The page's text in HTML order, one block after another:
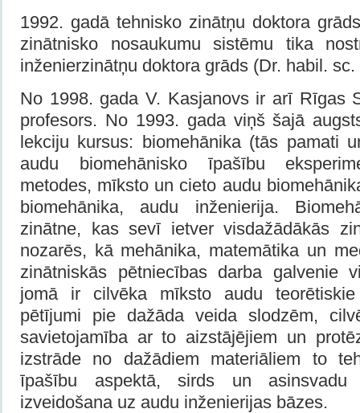
1992. gadā tehnisko zinātņu doktora
zinātnisko nosaukumu sistēmu tika
inženierzinātņu doktora grāds (Dr. habil. sc.
No 1998. gada V. Kasjanovs ir arī Rīgas
profesors. No 1993. gada viņš šajā
lekciju kursus: biomehānika (tās pamati
audu biomehānisko īpašību
metodes, mīksto un cieto audu
biomehānika, audu inženierija.
zinātne, kas sevī ietver visdažādākās
nozarēs, kā mehānika, matemātika un
zinātniskās pētniecības darba galvenie
jomā ir cilvēka mīksto audu teorētiskie
pētījumi pie dažāda veida slodzēm,
savietojamība ar to aizstājējiem un
izstrāde no dažādiem materiāliem to
īpašību aspektā, sirds un asinsvadu
izveidošana uz audu inženierijas bāzes.